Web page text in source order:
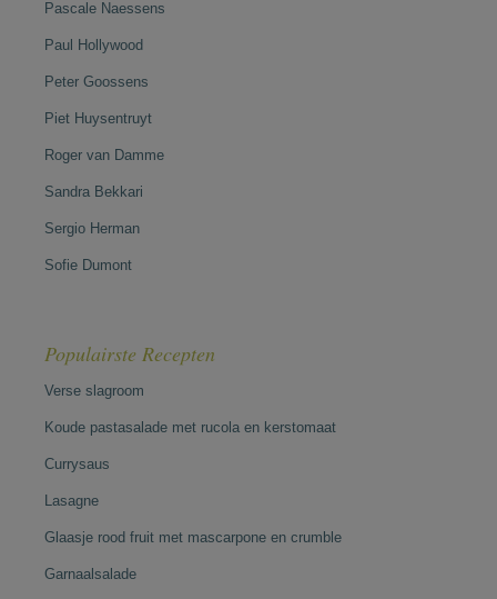
Pascale Naessens
Paul Hollywood
Peter Goossens
Piet Huysentruyt
Roger van Damme
Sandra Bekkari
Sergio Herman
Sofie Dumont
Populairste Recepten
Verse slagroom
Koude pastasalade met rucola en kerstomaat
Currysaus
Lasagne
Glaasje rood fruit met mascarpone en crumble
Garnaalsalade